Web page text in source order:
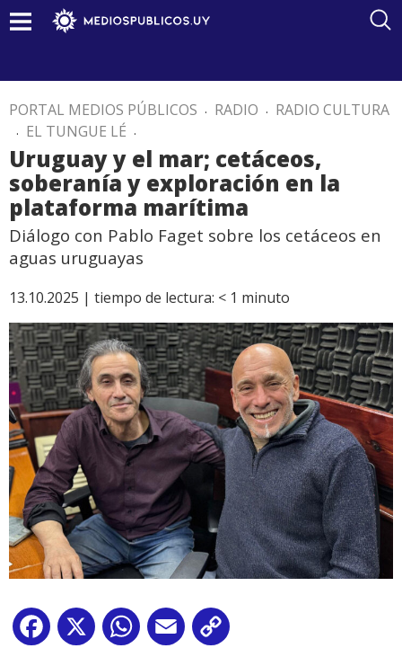
PORTAL MEDIOS PÚBLICOS . RADIO . RADIO CULTURA
. EL TUNGUE LÉ .
Uruguay y el mar; cetáceos,
soberanía y exploración en la
plataforma marítima
Diálogo con Pablo Faget sobre los cetáceos en
aguas uruguayas
13.10.2025 | tiempo de lectura: < 1 minuto
Facebook
X WhatsApp
Email